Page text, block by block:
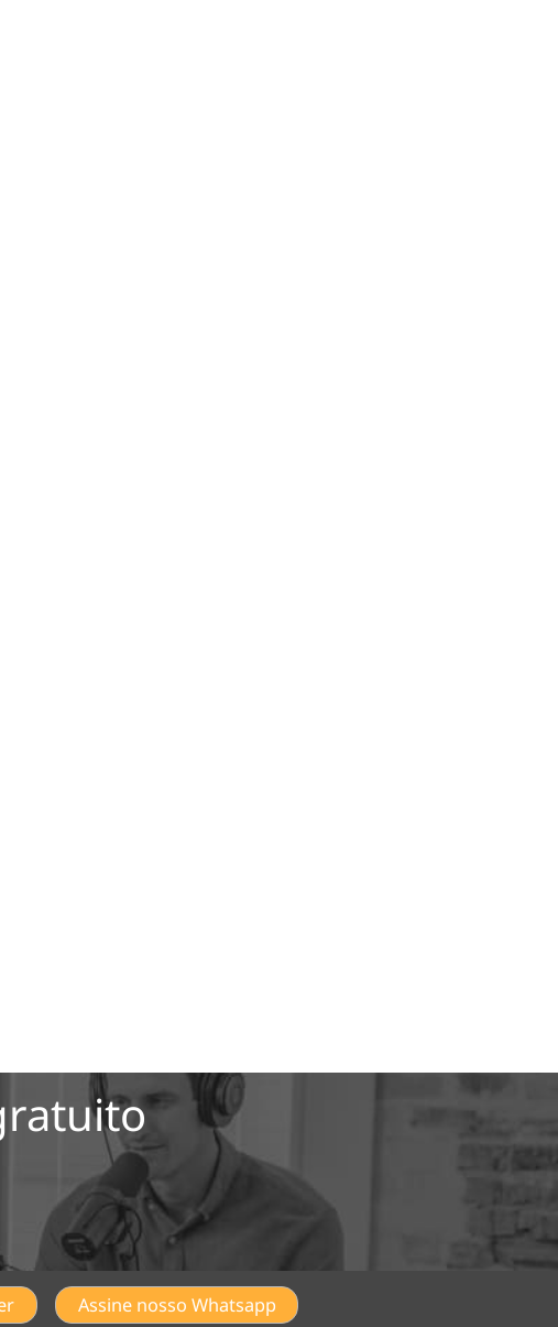
Assine nosso Whatsapp